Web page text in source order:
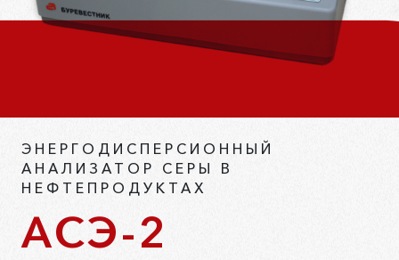
ЭНЕРГОДИСПЕРСИОННЫЙ
АНАЛИЗАТОР СЕРЫ В
НЕФТЕПРОДУКТАХ
АСЭ-2